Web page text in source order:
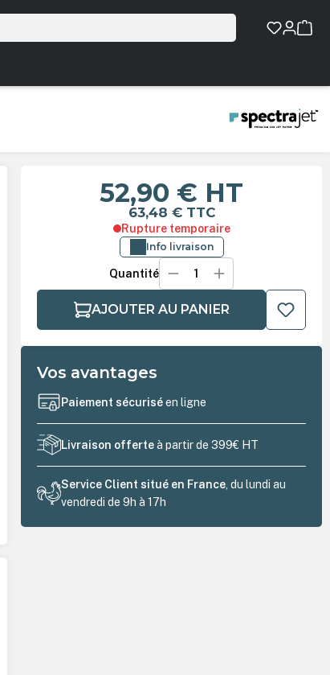
52,90 € HT
63,48 € TTC
Rupture temporaire
Info livraison
Quantité
AJOUTER AU PANIER
Vos avantages
Paiement sécuriséen ligne
Livraison offerteà partir de 399€ HT
Service Client situé en France , du lundi au
vendredi de 9h à 17h